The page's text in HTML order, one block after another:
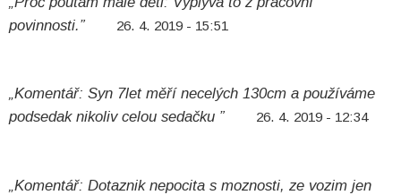
povinnosti.”
26. 4. 2019 - 15:51
„Komentář: Syn 7let měří necelých 130cm a používáme
podsedak nikoliv celou sedačku ”
26. 4. 2019 - 12:34
„Komentář: Dotaznik nepocita s moznosti, ze vozim jen